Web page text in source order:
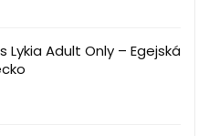
Lykia Adult Only – Egejská